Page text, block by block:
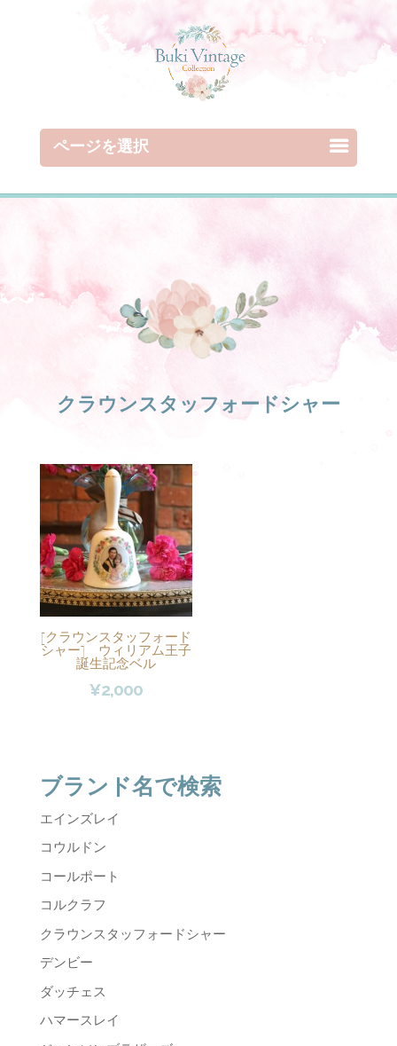
ページを選択
クラウンスタッフォードシャー
[クラウンスタッフォード
シャー] ウィリアム王子
誕生記念ベル
¥2,000
ブランド名で検索
エインズレイ
コウルドン
コールポート
コルクラフ
クラウンスタッフォードシャー
デンビー
ダッチェス
ハマースレイ